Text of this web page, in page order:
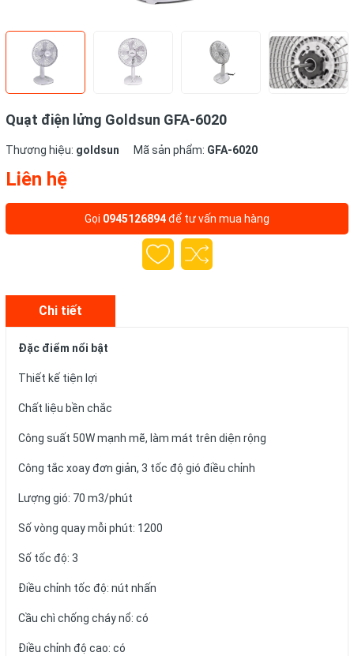
Quạt điện lửng Goldsun GFA-6020
Thương hiệu: goldsun Mã sản phẩm: GFA-6020
Liên hệ
Gọi 0945126894để tư vấn mua hàng
Chi tiết
Đặc điểm nổi bật
Thiết kế tiện lợi
Chất liệu bền chắc
Công suất 50W mạnh mẽ, làm mát trên diện rộng
Công tắc xoay đơn giản, 3 tốc độ gió điều chỉnh
Lượng gió: 70 m3/phút
Số vòng quay mỗi phút: 1200
Số tốc độ: 3
Điều chỉnh tốc độ: nút nhấn
Cầu chì chống cháy nổ: có
Điều chỉnh độ cao: có